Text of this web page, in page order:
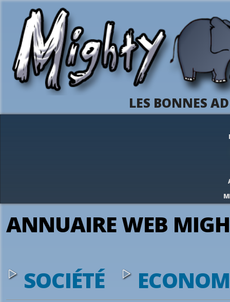
LES BONNES
ANNUAIRE WEB
SOCIÉTÉ